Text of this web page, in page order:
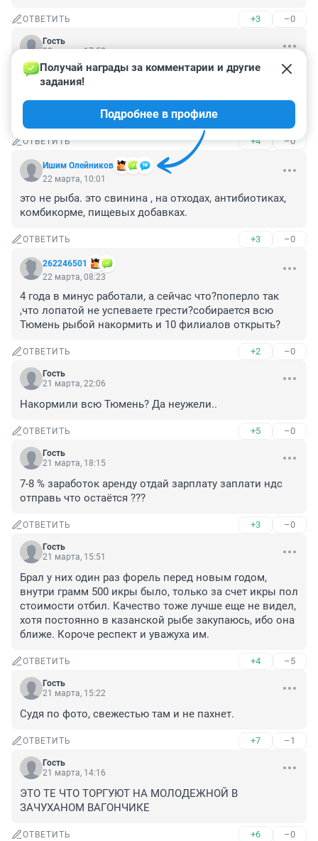
ОТВЕТИТЬ +3 –0
Гость
22 марта, 17:58
Цены конские, качество неважное. 100% перекуп.
Охлаждёнки морской нет, исключительно заморозка
и не единожды. А то, что в статье-заказуха, не
ОТВЕТИТЬ +4 –0
Ишим Олейников
Получай награды за комментарии и другие
задания!
Подробнее в профиле
22 марта, 10:01
это не рыба. это свинина , на отходах, антибиотиках,
комбикорме, пищевых добавках.
ОТВЕТИТЬ +3 –0
262246501
22 марта, 08:23
4 года в минус работали, а сейчас что?поперло так
,что лопатой не успеваете грести?собирается всю
Тюмень рыбой накормить и 10 филиалов открыть?
ОТВЕТИТЬ +2 –0
Гость
21 марта, 22:06
Накормили всю Тюмень? Да неужели..
ОТВЕТИТЬ +5 –0
Гость
21 марта, 18:15
7-8 % заработок аренду отдай зарплату заплати ндс
отправь что остаётся ???
ОТВЕТИТЬ +3 –0
Гость
21 марта, 15:51
Брал у них один раз форель перед новым годом,
внутри грамм 500 икры было, только за счет икры пол
стоимости отбил. Качество тоже лучше еще не видел,
хотя постоянно в казанской рыбе закупаюсь, ибо она
ближе. Короче респект и уважуха им.
ОТВЕТИТЬ +4 –5
Гость
21 марта, 15:22
Судя по фото, свежестью там и не пахнет.
ОТВЕТИТЬ +7 –1
Гость
21 марта, 14:16
ЭТО ТЕ ЧТО ТОРГУЮТ НА МОЛОДЕЖНОЙ В
ЗАЧУХАНОМ ВАГОНЧИКЕ
ОТВЕТИТЬ +6 –0